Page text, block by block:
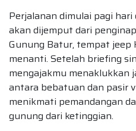
Perjalanan dimulai pagi hari
akan dijemput dari
Gunung Batur, tempat jeep
menanti. Setelah briefing
mengajakmu
antara bebatuan dan pasir
menikmati pemandangan
gunung dari ketinggian.